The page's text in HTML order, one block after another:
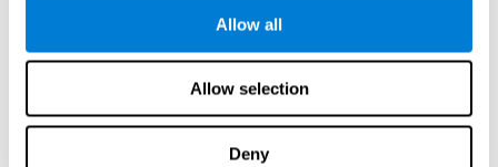
Allow all
Allow selection
Deny
rendimiento al volante
Tapia, J. L., Sánchez-Borda, D., & Duñabeitia, J. A. (2024). The